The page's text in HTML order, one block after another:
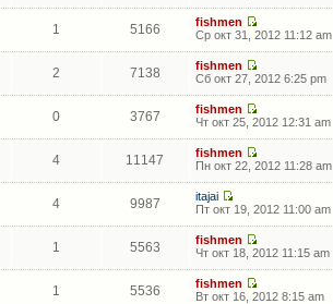
1 5166
fishmen
Ср окт 31, 2012 11:12 am
2 7138
fishmen
Сб окт 27, 2012 6:25 pm
0 3767
fishmen
Чт окт 25, 2012 12:31 am
4 11147
fishmen
Пн окт 22, 2012 11:28 am
4 9987
itajai
Пт окт 19, 2012 11:00 am
1 5563
fishmen
Чт окт 18, 2012 11:15 am
1 5536
fishmen
Вт окт 16, 2012 8:15 am